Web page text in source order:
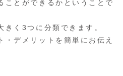
ことができるかということで
きく3つに分類できます。
・デメリットを簡単にお伝え